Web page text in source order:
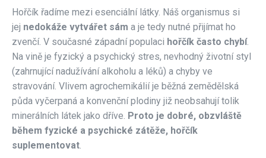
Hořčík řadíme mezi esenciální látky. Náš organismus si
jej nedokáže vytvářet sám a je tedy nutné přijímat ho
zvenčí. V současné západní populaci hořčík často chybí.
Na vině je fyzický a psychický stres, nevhodný životní styl
(zahrnující nadužívání alkoholu a léků) a chyby ve
stravování. Vlivem agrochemikálií je běžná zemědělská
půda vyčerpaná a konvenční plodiny již neobsahují tolik
minerálních látek jako dříve. Proto je dobré, obzvláště
během fyzické a psychické zátěže, hořčík
suplementovat.